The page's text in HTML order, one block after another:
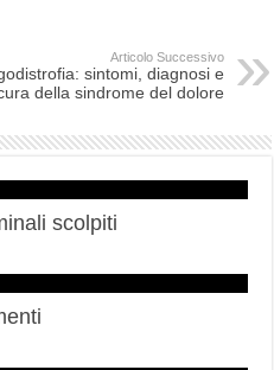
Articolo Successivo
sintomi, diagnosi e
della sindrome del dolore
scolpiti